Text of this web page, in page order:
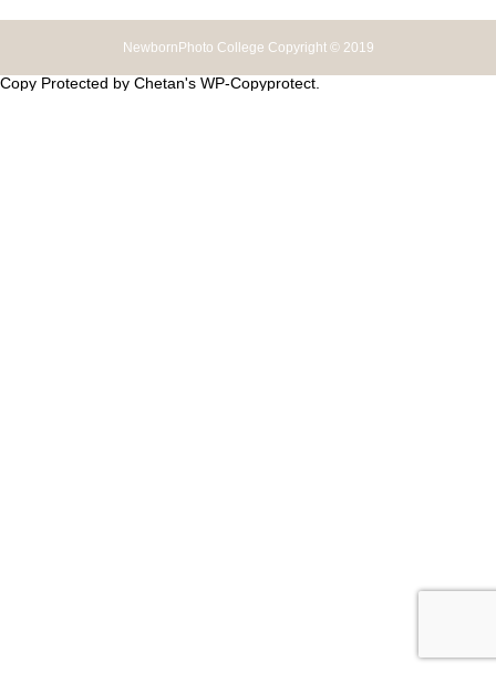
NewbornPhoto College Copyright © 2019
Copy Protected by Chetan's WP-Copyprotect